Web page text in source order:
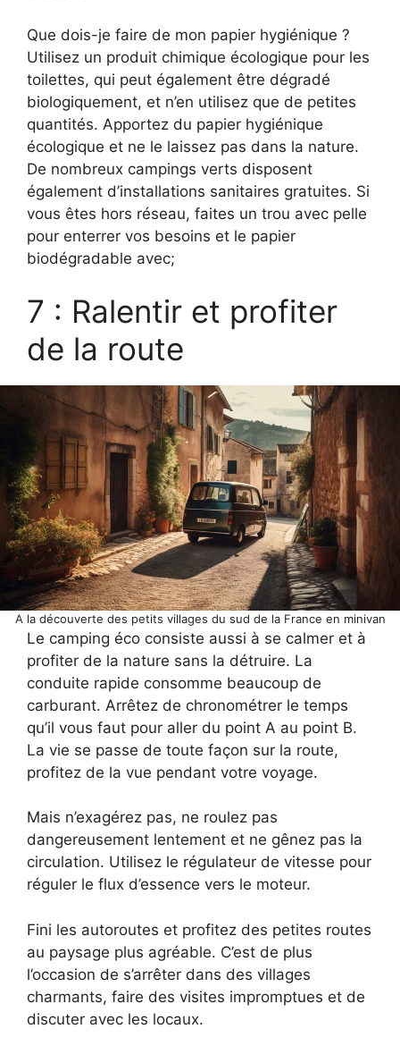
Que dois-je faire de mon papier hygiénique ?
Utilisez un produit chimique écologique pour les
toilettes, qui peut également être dégradé
biologiquement, et n’en utilisez que de petites
quantités. Apportez du papier hygiénique
écologique et ne le laissez pas dans la nature.
De nombreux campings verts disposent
également d’installations sanitaires gratuites. Si
vous êtes hors réseau, faites un trou avec pelle
pour enterrer vos besoins et le papier
biodégradable avec;
7 : Ralentir et profiter
de la route
A la découverte des petits villages du sud de la France en minivan
Le camping éco consiste aussi à se calmer et à
profiter de la nature sans la détruire. La
conduite rapide consomme beaucoup de
carburant. Arrêtez de chronométrer le temps
qu’il vous faut pour aller du point A au point B.
La vie se passe de toute façon sur la route,
profitez de la vue pendant votre voyage.
Mais n’exagérez pas, ne roulez pas
dangereusement lentement et ne gênez pas la
circulation. Utilisez le régulateur de vitesse pour
réguler le flux d’essence vers le moteur.
Fini les autoroutes et profitez des petites routes
au paysage plus agréable. C’est de plus
l’occasion de s’arrêter dans des villages
charmants, faire des visites impromptues et de
discuter avec les locaux.